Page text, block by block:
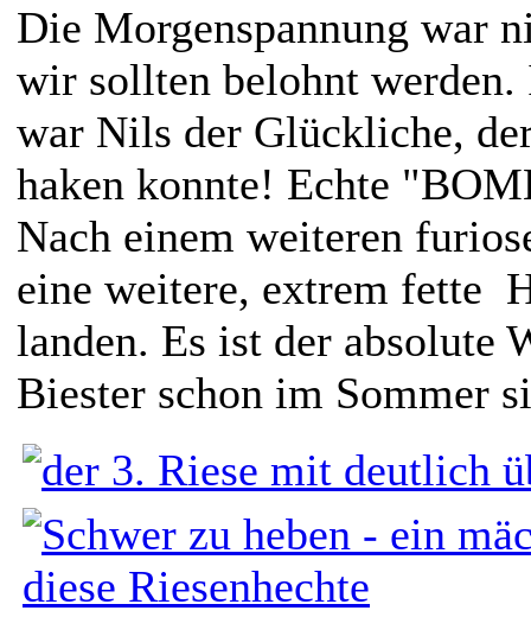
Die Morgenspannung war
wir sollten belohnt werden.
war Nils der Glückliche,
haken konnte! Echte
Nach einem weiteren
eine weitere, extrem fette
landen. Es ist der absolute
Biester schon im Sommer